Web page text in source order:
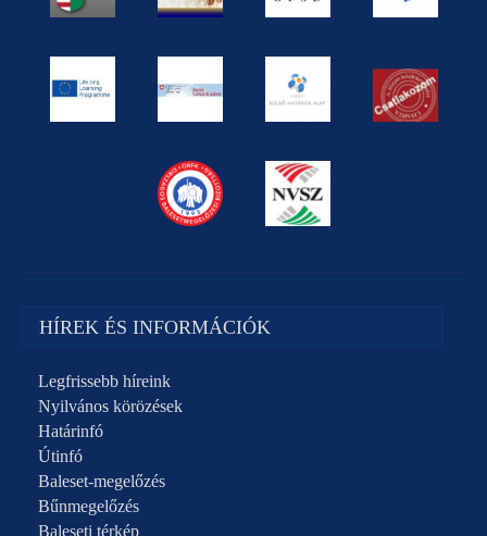
HÍREK ÉS INFORMÁCIÓK
Legfrissebb híreink
Nyilvános körözések
Határinfó
Útinfó
Baleset-megelőzés
Bűnmegelőzés
Baleseti térkép